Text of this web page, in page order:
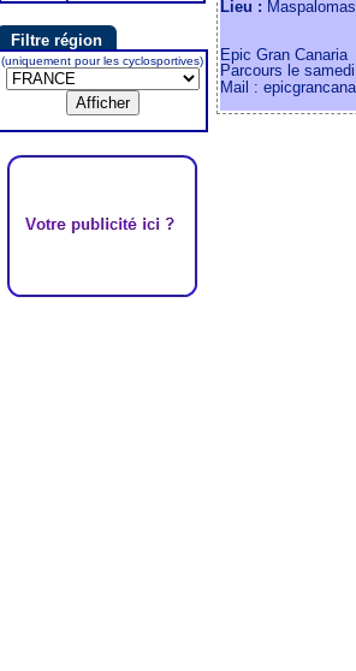
Filtre région
(uniquement pour les cyclosportives)
Lieu :
Epic Gran Canaria
Parcours le
Mail :